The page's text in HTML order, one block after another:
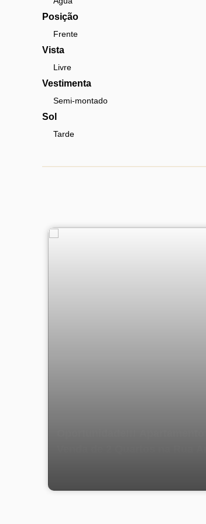
Posição
Frente
Vista
Livre
Vestimenta
Semi-montado
Sol
Tarde